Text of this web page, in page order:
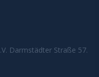
Darmstädter Straße 57.